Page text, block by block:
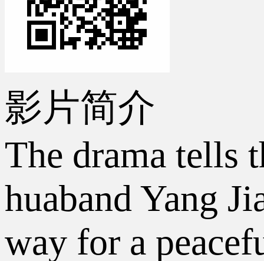
影片简介
The drama tells
huaband Yang
way for a